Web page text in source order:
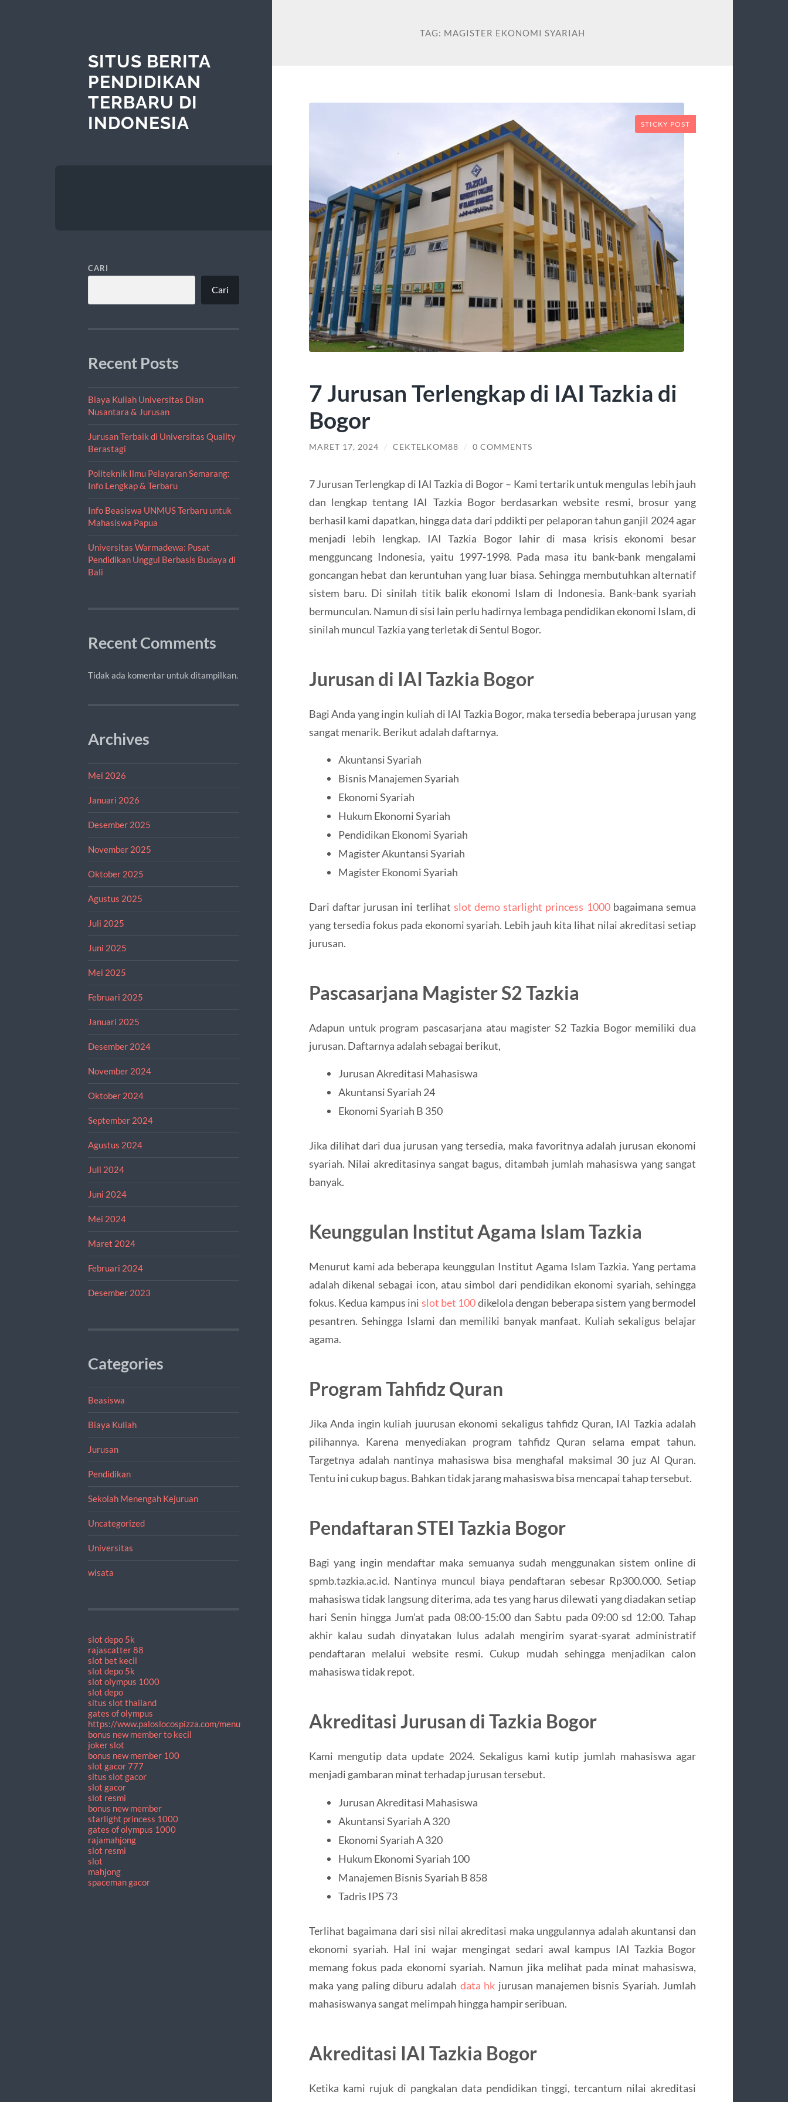
SITUS BERITA
PENDIDIKAN
TERBARU DI
INDONESIA
CARI
Cari
Recent Posts
Biaya Kuliah Universitas Dian
Nusantara & Jurusan
Jurusan Terbaik di Universitas Quality
Berastagi
Politeknik Ilmu Pelayaran Semarang:
Info Lengkap & Terbaru
Info Beasiswa UNMUS Terbaru untuk
Mahasiswa Papua
Universitas Warmadewa: Pusat
Pendidikan Unggul Berbasis Budaya di
Bali
Recent Comments
Tidak ada komentar untuk ditampilkan.
Archives
Mei 2026
Januari 2026
Desember 2025
November 2025
Oktober 2025
Agustus 2025
Juli 2025
Juni 2025
Mei 2025
Februari 2025
Januari 2025
Desember 2024
November 2024
Oktober 2024
September 2024
Agustus 2024
Juli 2024
Juni 2024
Mei 2024
Maret 2024
Februari 2024
Desember 2023
Categories
Beasiswa
Biaya Kuliah
Jurusan
Pendidikan
Sekolah Menengah Kejuruan
Uncategorized
Universitas
wisata
slot depo 5k
rajascatter 88
slot bet kecil
slot depo 5k
slot olympus 1000
slot depo
situs slot thailand
gates of olympus
https://www.paloslocospizza.com/menu
bonus new member to kecil
joker slot
bonus new member 100
slot gacor 777
situs slot gacor
slot gacor
slot resmi
bonus new member
starlight princess 1000
gates of olympus 1000
rajamahjong
slot resmi
slot
mahjong
spaceman gacor
TAG: MAGISTER EKONOMI SYARIAH
STICKY POST
7 Jurusan Terlengkap di IAI Tazkia di
Bogor
MARET 17, 2024 / CEKTELKOM88 / 0 COMMENTS
7 Jurusan Terlengkap di IAI Tazkia di Bogor – Kami tertarik untuk mengulas lebih jauh
dan lengkap tentang IAI Tazkia Bogor berdasarkan website resmi, brosur yang
berhasil kami dapatkan, hingga data dari pddikti per pelaporan tahun ganjil 2024 agar
menjadi lebih lengkap. IAI Tazkia Bogor lahir di masa krisis ekonomi besar
mengguncang Indonesia, yaitu 1997-1998. Pada masa itu bank-bank mengalami
goncangan hebat dan keruntuhan yang luar biasa. Sehingga membutuhkan alternatif
sistem baru. Di sinilah titik balik ekonomi Islam di Indonesia. Bank-bank syariah
bermunculan. Namun di sisi lain perlu hadirnya lembaga pendidikan ekonomi Islam, di
sinilah muncul Tazkia yang terletak di Sentul Bogor.
Jurusan di IAI Tazkia Bogor
Bagi Anda yang ingin kuliah di IAI Tazkia Bogor, maka tersedia beberapa jurusan yang
sangat menarik. Berikut adalah daftarnya.
Akuntansi Syariah
Bisnis Manajemen Syariah
Ekonomi Syariah
Hukum Ekonomi Syariah
Pendidikan Ekonomi Syariah
Magister Akuntansi Syariah
Magister Ekonomi Syariah
Dari daftar jurusan ini terlihat slot demo starlight princess 1000bagaimana semua
yang tersedia fokus pada ekonomi syariah. Lebih jauh kita lihat nilai akreditasi setiap
jurusan.
Pascasarjana Magister S2 Tazkia
Adapun untuk program pascasarjana atau magister S2 Tazkia Bogor memiliki dua
jurusan. Daftarnya adalah sebagai berikut,
Jurusan Akreditasi Mahasiswa
Akuntansi Syariah 24
Ekonomi Syariah B 350
Jika dilihat dari dua jurusan yang tersedia, maka favoritnya adalah jurusan ekonomi
syariah. Nilai akreditasinya sangat bagus, ditambah jumlah mahasiswa yang sangat
banyak.
Keunggulan Institut Agama Islam Tazkia
Menurut kami ada beberapa keunggulan Institut Agama Islam Tazkia. Yang pertama
adalah dikenal sebagai icon, atau simbol dari pendidikan ekonomi syariah, sehingga
fokus. Kedua kampus ini slot bet 100dikelola dengan beberapa sistem yang bermodel
pesantren. Sehingga Islami dan memiliki banyak manfaat. Kuliah sekaligus belajar
agama.
Program Tahfidz Quran
Jika Anda ingin kuliah juurusan ekonomi sekaligus tahfidz Quran, IAI Tazkia adalah
pilihannya. Karena menyediakan program tahfidz Quran selama empat tahun.
Targetnya adalah nantinya mahasiswa bisa menghafal maksimal 30 juz Al Quran.
Tentu ini cukup bagus. Bahkan tidak jarang mahasiswa bisa mencapai tahap tersebut.
Pendaftaran STEI Tazkia Bogor
Bagi yang ingin mendaftar maka semuanya sudah menggunakan sistem online di
spmb.tazkia.ac.id. Nantinya muncul biaya pendaftaran sebesar Rp300.000. Setiap
mahasiswa tidak langsung diterima, ada tes yang harus dilewati yang diadakan setiap
hari Senin hingga Jum’at pada 08:00-15:00 dan Sabtu pada 09:00 sd 12:00. Tahap
akhir kalau sudah dinyatakan lulus adalah mengirim syarat-syarat administratif
pendaftaran melalui website resmi. Cukup mudah sehingga menjadikan calon
mahasiswa tidak repot.
Akreditasi Jurusan di Tazkia Bogor
Kami mengutip data update 2024. Sekaligus kami kutip jumlah mahasiswa agar
menjadi gambaran minat terhadap jurusan tersebut.
Jurusan Akreditasi Mahasiswa
Akuntansi Syariah A 320
Ekonomi Syariah A 320
Hukum Ekonomi Syariah 100
Manajemen Bisnis Syariah B 858
Tadris IPS 73
Terlihat bagaimana dari sisi nilai akreditasi maka unggulannya adalah akuntansi dan
ekonomi syariah. Hal ini wajar mengingat sedari awal kampus IAI Tazkia Bogor
memang fokus pada ekonomi syariah. Namun jika melihat pada minat mahasiswa,
maka yang paling diburu adalah data hk jurusan manajemen bisnis Syariah. Jumlah
mahasiswanya sangat melimpah hingga hampir seribuan.
Akreditasi IAI Tazkia Bogor
Ketika kami rujuk di pangkalan data pendidikan tinggi, tercantum nilai akreditasi